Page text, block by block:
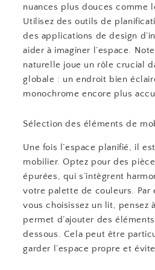
nuances plus douces comme
Utilisez des outils de
des applications de design
aider à imaginer l’espace.
naturelle joue un rôle crucial
globale : un endroit bien
monochrome encore plus
Sélection des éléments de
Une fois l’espace planifié, il
mobilier. Optez pour des
épurées, qui s’intègrent
votre palette de couleurs. Par
vous choisissez un lit, pensez
permet d’ajouter des
dessous. Cela peut être
garder l’espace propre et